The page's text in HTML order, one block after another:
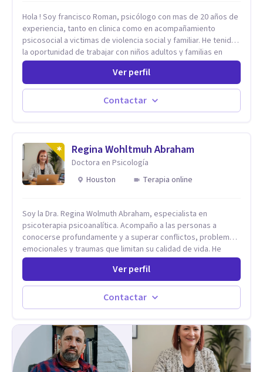
Hola ! Soy francisco Roman, psicólogo con mas de 20 años de
experiencia, tanto en clinica como en acompañamiento
psicosocial a victimas de violencia social y familiar. He tenido
la oportunidad de trabajar con niños adultos y familias en
todos los espacios y esto me ha dado un una variedad de
aprendizajes que ahora pongo a tu disposicion. En la
actualidad puedo atenderte de manera presencial y/o virtual,
de lunes a sabado. el costo de cada sesión lo acordamos en
el primer contacto
Ver perfil
Contactar
Regina Wohltmuh Abraham
Doctora en Psicología
Houston
Terapia online
Soy la Dra. Regina Wolmuth Abraham, especialista en
psicoterapia psicoanalítica. Acompaño a las personas a
conocerse profundamente y a superar conflictos, problemas
emocionales y traumas que limitan su calidad de vida. He
trabajado en reconocidas instituciones como el Hospital
Psiquiátrico San Rafael, Instituto Psiquiátrico MENDAO, San
Bernardino, Hospital Psiquiátrico Infantil y el Centro de
Integración Juvenil. Además, tuve el privilegio de colaborar
en comunidades como Olivar del Conde y Xochimilco, lo que
Ver perfil
Contactar